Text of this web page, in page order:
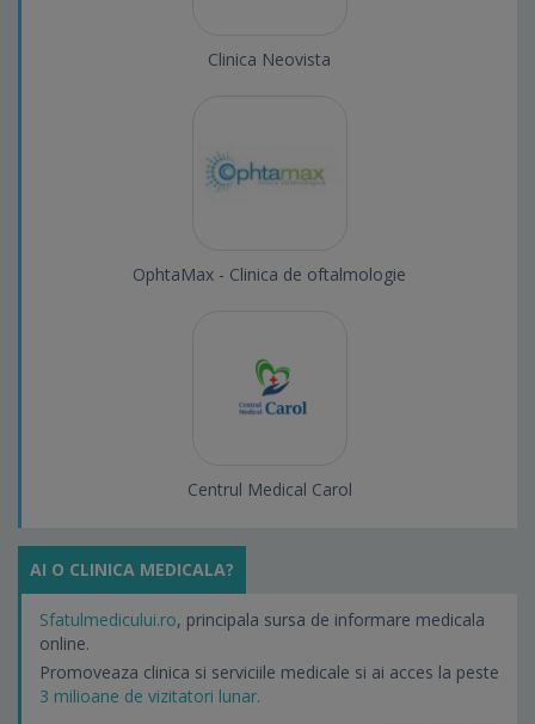
Clinica Neovista
OphtaMax - Clinica de oftalmologie
Centrul Medical Carol
AI O CLINICA MEDICALA?
Sfatulmedicului.ro, principala sursa de informare medicala
online.
Promoveaza clinica si serviciile medicale si ai acces la peste
3 milioane de vizitatori lunar.